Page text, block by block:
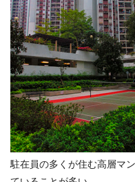
駐在員の多くが住む高層マ